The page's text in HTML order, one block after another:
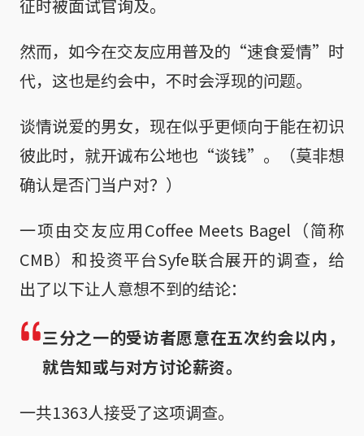
征时被面试官询及。
然而，如今在交友应用普及的“速食爱情”时
代，这也是约会中，不时会浮现的问题。
谈情说爱的男女，现在似乎更倾向于能在初识
彼此时，就开诚布公地也“谈钱”。（莫非想
确认是否门当户对？）
一项由交友应用Coffee Meets Bagel（简称
CMB）和投资平台Syfe联合展开的调查，给
出了以下让人意想不到的结论：
三分之一的受访者愿意在五次约会以内，
就告知或与对方讨论薪资。
一共1363人接受了这项调查。